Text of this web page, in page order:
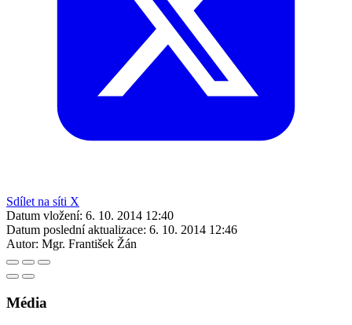
Sdílet na síti X
Datum vložení: 6. 10. 2014 12:40
Datum poslední aktualizace: 6. 10. 2014 12:46
Autor: Mgr. František Žán
Média